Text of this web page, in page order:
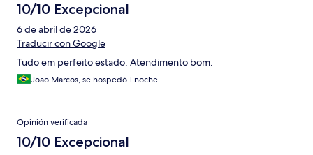
10/10 Excepcional
6 de abril de 2026
Traducir con Google
Tudo em perfeito estado. Atendimento bom.
João Marcos, se hospedó 1 noche
Opinión verificada
10/10 Excepcional